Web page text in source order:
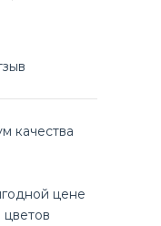
качества
цене
цветов